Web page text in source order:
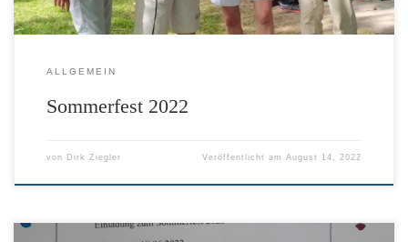
ALLGEMEIN
Sommerfest 2022
von Dirk Ziegler Veröffentlicht amAugust 14, 2022